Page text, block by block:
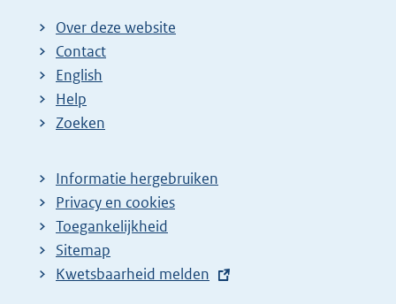
Over deze website
Contact
English
Help
Zoeken
Informatie hergebruiken
Privacy en cookies
Toegankelijkheid
Sitemap
E
Kwetsbaarheid melden